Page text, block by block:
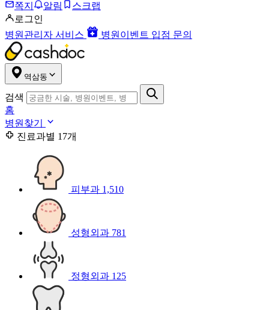
쪽지 알림
스크랩
로그인
병원관리자 서비스
병원이벤트 입점 문의
역삼동
검색
홈
병원찾기
진료과별 17개
피부과 1,510
성형외과 781
정형외과 125